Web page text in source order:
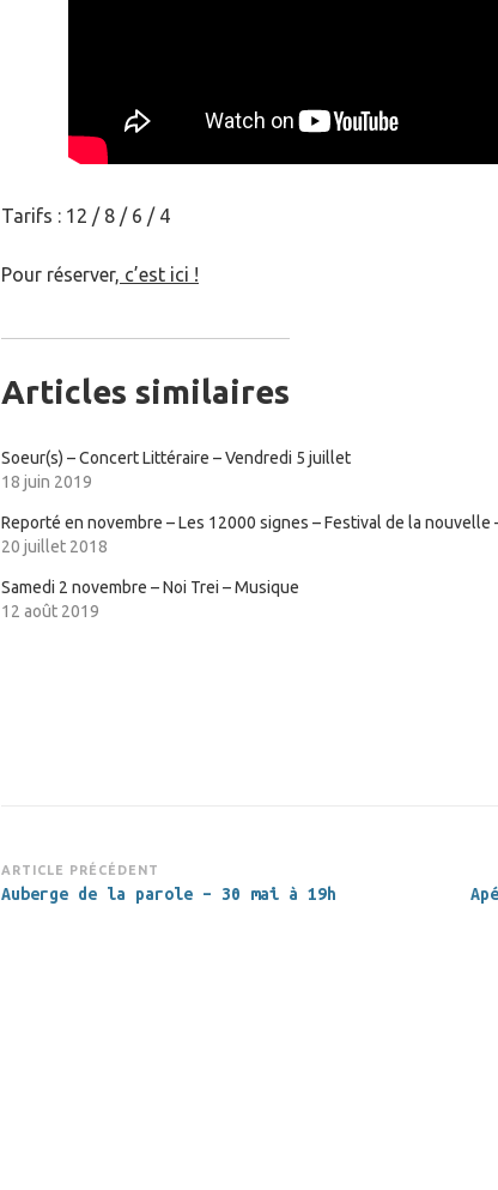
Tarifs : 12 / 8 / 6 / 4
Pour réserver, c’est ici !
Articles similaires
Soeur(s) – Concert Littéraire – Vendredi 5 juillet
18 juin 2019
Reporté en novembre – Les 12000 signes – Festival de la nouvelle
20 juillet 2018
Samedi 2 novembre – Noi Trei – Musique
12 août 2019
Navigation
d’article
ARTICLE PRÉCÉDENT
Auberge de la parole – 30 mai à 19h